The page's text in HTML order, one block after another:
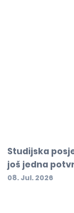
Studijska
još jedna
08. Jul. 2026